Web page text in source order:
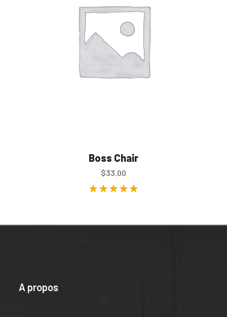
Boss Chair
$33.00
A propos